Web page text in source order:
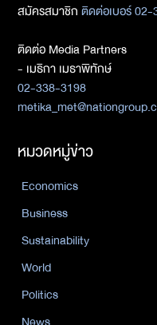
สมัครสมาชิกติดต่อเบอร์
ติดต่อ Media Partners
- เมธิกา เมธาพิทักษ์
02-338-3198
หมวดหมู่ข่าว
Economics
Business
Sustainability
World
Politics